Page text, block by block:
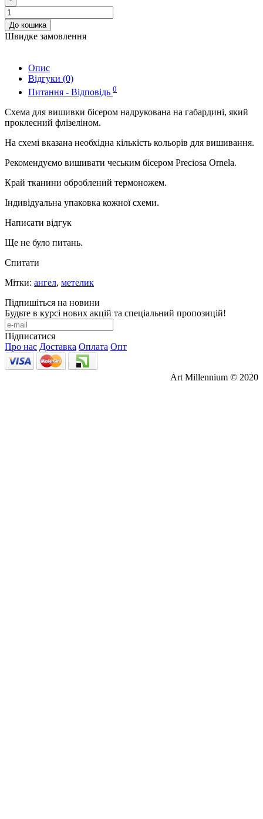
До кошика
Швидке замовлення
Опис
Відгуки (0)
Питання - Відповідь 0
Схема для вишивки бісером надрукована на габардині, який
проклеєний флізеліном.
На схемі вказана необхідна кількість кольорів для вишивання.
Рекомендуємо вишивати чеським бісером Preciosa Ornela.
Край тканини оброблений термоножем.
Індивідуальна упаковка кожної схеми.
Написати відгук
Ще не було питань.
Спитати
Мітки: ангел, метелик
Підпишіться на новини
Будьте в курсі нових акцій та спеціальний пропозицій!
Підписатися
Про нас Доставка Оплата Опт
Art Millennium © 2020